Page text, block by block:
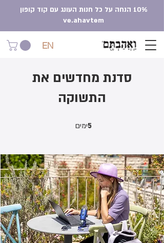
10% הנחה על כל חנות העונג עם קוד קופון
ve.ahavtem
EN
סדנת מחדשים את
התשוקה
5ימים